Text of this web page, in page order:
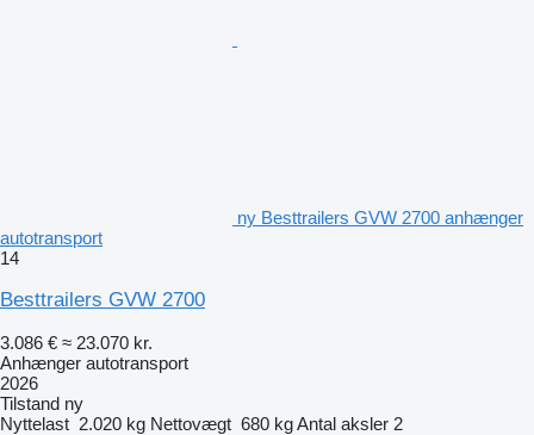
ny Besttrailers GVW 2700 anhænger
autotransport
14
Besttrailers GVW 2700
3.086 € ≈ 23.070 kr.
Anhænger autotransport
2026
Tilstand ny
Nyttelast 2.020 kg Nettovægt 680 kgAntal aksler 2